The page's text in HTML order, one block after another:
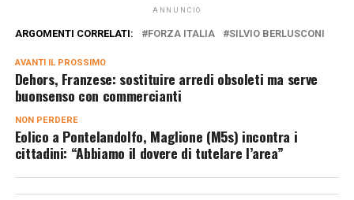
ANNUNCIO
ARGOMENTI CORRELATI: FORZA ITALIA SILVIO BERLUSCONI
AVANTI IL ​​PROSSIMO
Dehors, Franzese: sostituire arredi obsoleti ma serve
buonsenso con commercianti
NON PERDERE
Eolico a Pontelandolfo, Maglione (M5s) incontra i
cittadini: “Abbiamo il dovere di tutelare l’area”